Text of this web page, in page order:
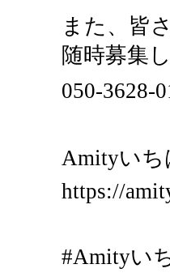
また、皆
随時募集
050-3628-
Amityいち
https://
#Amityい